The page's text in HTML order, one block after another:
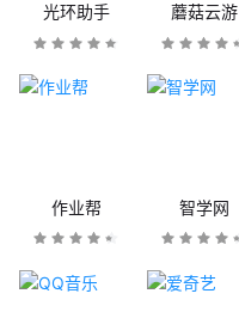
光环助手 蘑菇云游
作业帮 智学网